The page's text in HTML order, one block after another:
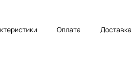
Оплата Доставка